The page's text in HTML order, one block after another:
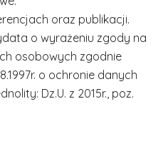
oraz publikacji.
o wyrażeniu zgody na
osobowych zgodnie
o ochronie danych
Dz.U. z 2015r., poz.